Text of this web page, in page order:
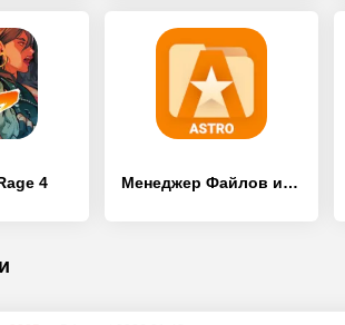
4 Менеджер Файлов и Проводник АСТРО